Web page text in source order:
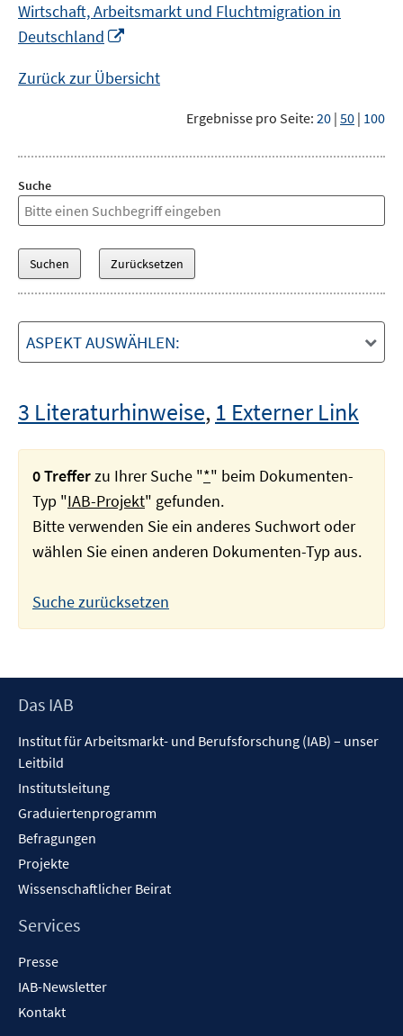
Wirtschaft, Arbeitsmarkt und Fluchtmigration in
Deutschland
Fenster
Zurück zur Übersicht
Ergebnisse pro Seite: 20 | 50 | 100
Suche
ASPEKT AUSWÄHLEN:
3 Literaturhinweise, 1 Externer Link
0 Trefferzu Ihrer Suche "*" beim Dokumenten-
Typ "IAB-Projekt" gefunden.
Bitte verwenden Sie ein anderes Suchwort oder
wählen Sie einen anderen Dokumenten-Typ aus.
Suche zurücksetzen
Footer
Das IAB
Institut für Arbeitsmarkt- und Berufsforschung (IAB) – unser
Leitbild
Institutsleitung
Graduiertenprogramm
Befragungen
Projekte
Wissenschaftlicher Beirat
Services
Presse
IAB-Newsletter
Kontakt